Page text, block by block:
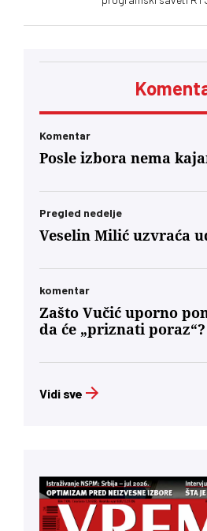
čega se postavlja
kontrole javnih
Komentar
Posle izbora nema
Pregled nedelje
Veselin Milić uzvraća
komentar
Zašto Vučić uporno
da će „priznati poraz“?
Vidi sve